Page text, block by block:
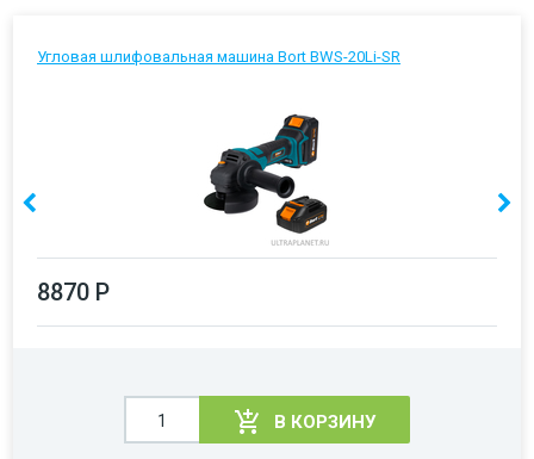
Угловая шлифовальная машина Bort BWS-20Li-SR
8870 Р
В КОРЗИНУ